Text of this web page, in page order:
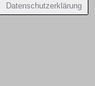
Datenschutzerklärung